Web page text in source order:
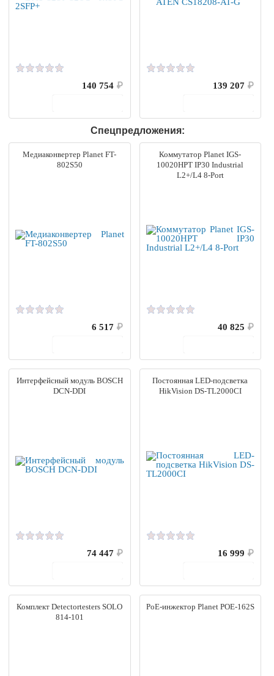
140 754 ₽
139 207 ₽
Спецпредложения:
Медиаконвертер Planet FT-
802S50
6 517 ₽
Коммутатор Planet IGS-
10020HPT IP30 Industrial
L2+/L4 8-Port
40 825 ₽
Интерфейсный модуль BOSCH
DCN-DDI
74 447 ₽
Постоянная LED-подсветка
HikVision DS-TL2000CI
16 999 ₽
Комплект Detectortesters SOLO
814-101
PoE-инжектор Planet POE-162S